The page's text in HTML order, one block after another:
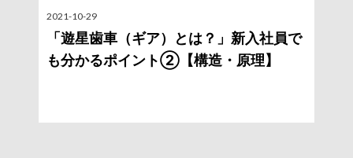
2021-10-29
「遊星歯車（ギア）とは？」新入社員で
も分かるポイント②【構造・原理】